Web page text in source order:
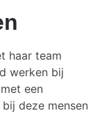
haar team
werken bij
een
deze mensen